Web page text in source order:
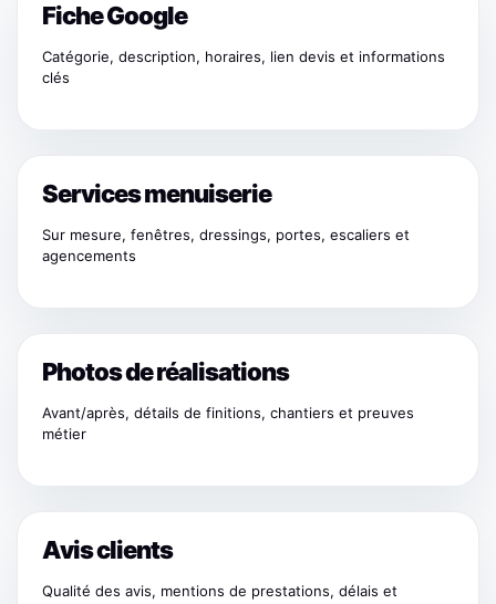
Fiche Google
Catégorie, description, horaires, lien devis et informations
clés
Services menuiserie
Sur mesure, fenêtres, dressings, portes, escaliers et
agencements
Photos de réalisations
Avant/après, détails de finitions, chantiers et preuves
métier
Avis clients
Qualité des avis, mentions de prestations, délais et